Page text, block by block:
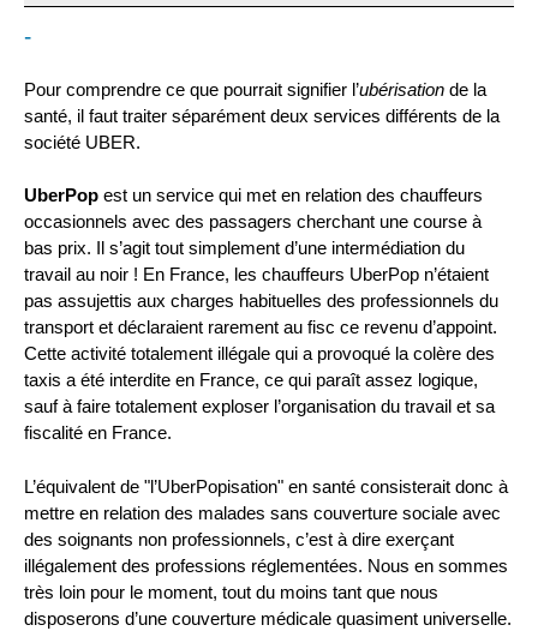
-
Pour comprendre ce que pourrait signifier l’ubérisation de la
santé, il faut traiter séparément deux services différents de la
société UBER.
UberPop est un service qui met en relation des chauffeurs
occasionnels avec des passagers cherchant une course à
bas prix. Il s’agit tout simplement d’une intermédiation du
travail au noir ! En France, les chauffeurs UberPop n’étaient
pas assujettis aux charges habituelles des professionnels du
transport et déclaraient rarement au fisc ce revenu d’appoint.
Cette activité totalement illégale qui a provoqué la colère des
taxis a été interdite en France, ce qui paraît assez logique,
sauf à faire totalement exploser l’organisation du travail et sa
fiscalité en France.
L’équivalent de "l’UberPopisation" en santé consisterait donc à
mettre en relation des malades sans couverture sociale avec
des soignants non professionnels, c’est à dire exerçant
illégalement des professions réglementées. Nous en sommes
très loin pour le moment, tout du moins tant que nous
disposerons d’une couverture médicale quasiment universelle.